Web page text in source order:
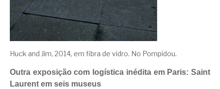
Huck and Jim, 2014, em fibra de vidro. No Pompidou.
Outra exposição com logística inédita em Paris: Saint
Laurent em seis museus